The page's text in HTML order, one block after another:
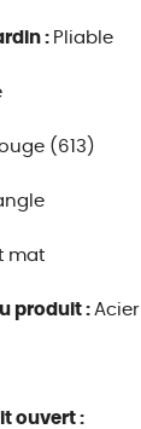
: Pliable
(613)
mat
produit : Acier
ouvert :